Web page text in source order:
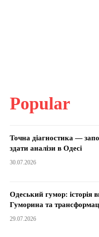
Popular
Точна діагностика —
здати аналізи в Одесі
30.07.2026
Одеський гумор: історія
Гуморина та
29.07.2026